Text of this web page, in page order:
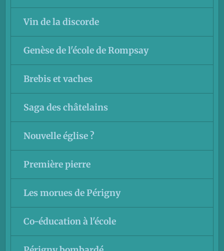
Vin de la discorde
Genèse de l'école de Rompsay
Brebis et vaches
Saga des châtelains
Nouvelle église ?
Première pierre
Les morues de Périgny
Co-éducation à l'école